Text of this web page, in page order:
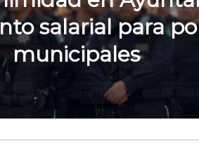
salarial para
municipales